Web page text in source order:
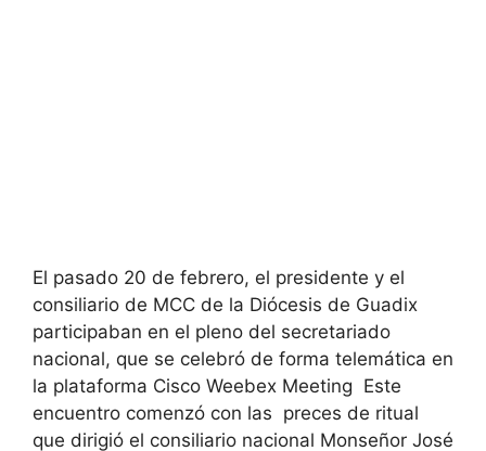
El pasado 20 de febrero, el presidente y el
consiliario de MCC de la Diócesis de Guadix
participaban en el pleno del secretariado
nacional, que se celebró de forma telemática en
la plataforma Cisco Weebex Meeting Este
encuentro comenzó con las preces de ritual
que dirigió el consiliario nacional Monseñor José